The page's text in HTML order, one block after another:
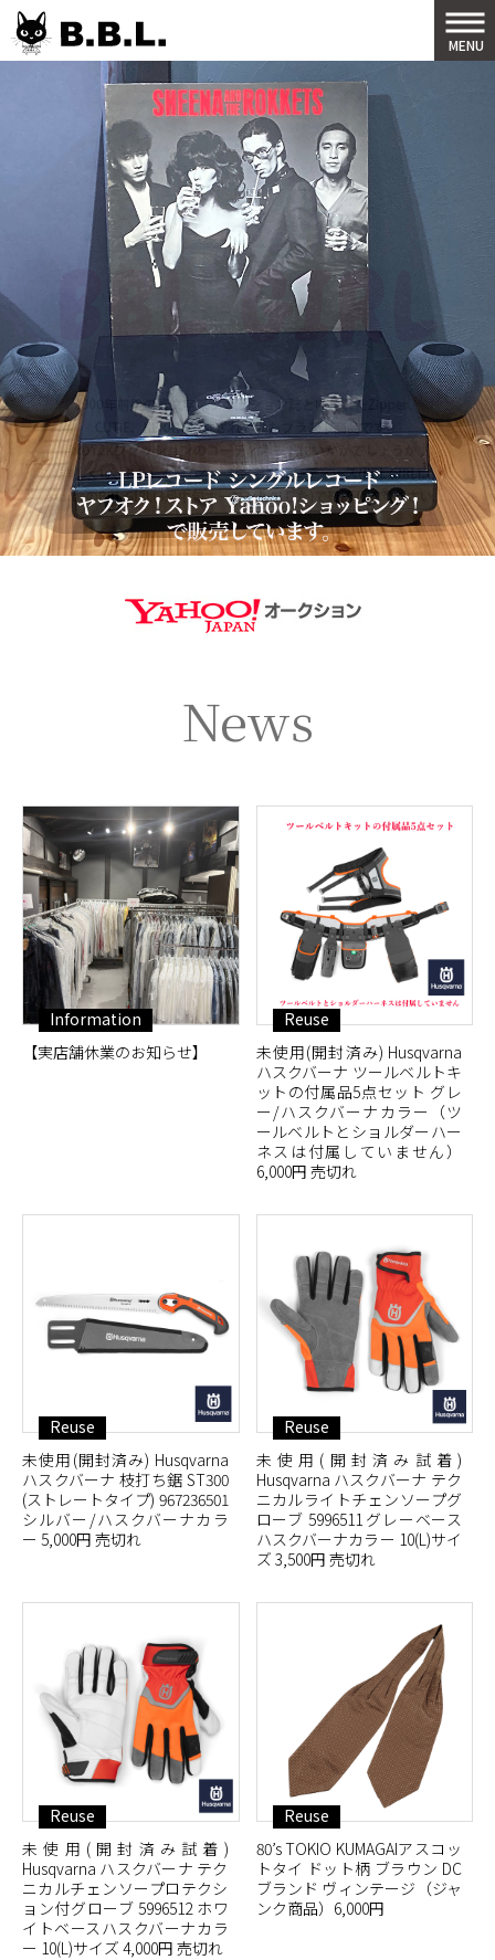
MENU
News
Information
【実店舗休業のお知らせ】
Reuse
未使用(開封済み) Husqvarna
ハスクバーナ ツールベルトキ
ットの付属品5点セット グレ
ー/ハスクバーナカラー（ツ
ールベルトとショルダーハー
ネスは付属していません）
6,000円 売切れ
Reuse
未使用(開封済み) Husqvarna
ハスクバーナ 枝打ち鋸 ST300
(ストレートタイプ) 967236501
シルバー/ハスクバーナカラ
ー 5,000円 売切れ
Reuse
未使用(開封済み試着)
Husqvarna ハスクバーナ テク
ニカルライトチェンソープグ
ローブ 5996511 グレーベース
ハスクバーナカラー 10(L)サイ
ズ 3,500円 売切れ
Reuse
未使用(開封済み試着)
Husqvarna ハスクバーナ テク
ニカルチェンソープロテクシ
ョン付グローブ 5996512 ホワ
イトベースハスクバーナカラ
ー 10(L)サイズ 4,000円 売切れ
Reuse
80’s TOKIO KUMAGAIアスコッ
トタイ ドット柄 ブラウン DC
ブランド ヴィンテージ（ジャ
ンク商品）6,000円